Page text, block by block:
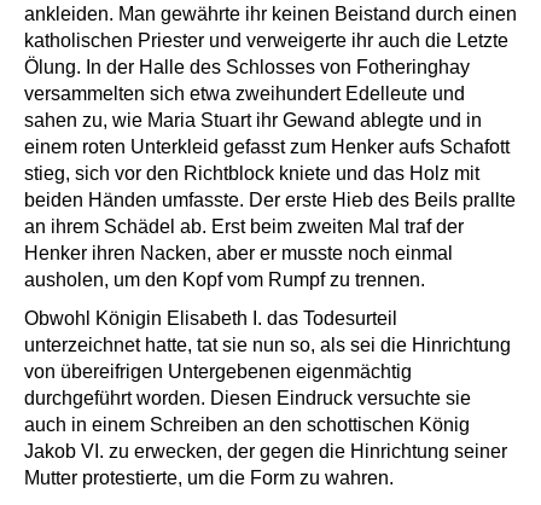
ankleiden. Man gewährte ihr keinen Beistand durch einen
katholischen Priester und verweigerte ihr auch die Letzte
Ölung. In der Halle des Schlosses von Fotheringhay
versammelten sich etwa zweihundert Edelleute und
sahen zu, wie Maria Stuart ihr Gewand ablegte und in
einem roten Unterkleid gefasst zum Henker aufs Schafott
stieg, sich vor den Richtblock kniete und das Holz mit
beiden Händen umfasste. Der erste Hieb des Beils prallte
an ihrem Schädel ab. Erst beim zweiten Mal traf der
Henker ihren Nacken, aber er musste noch einmal
ausholen, um den Kopf vom Rumpf zu trennen.
Obwohl Königin Elisabeth I. das Todesurteil
unterzeichnet hatte, tat sie nun so, als sei die Hinrichtung
von übereifrigen Untergebenen eigenmächtig
durchgeführt worden. Diesen Eindruck versuchte sie
auch in einem Schreiben an den schottischen König
Jakob VI. zu erwecken, der gegen die Hinrichtung seiner
Mutter protestierte, um die Form zu wahren.